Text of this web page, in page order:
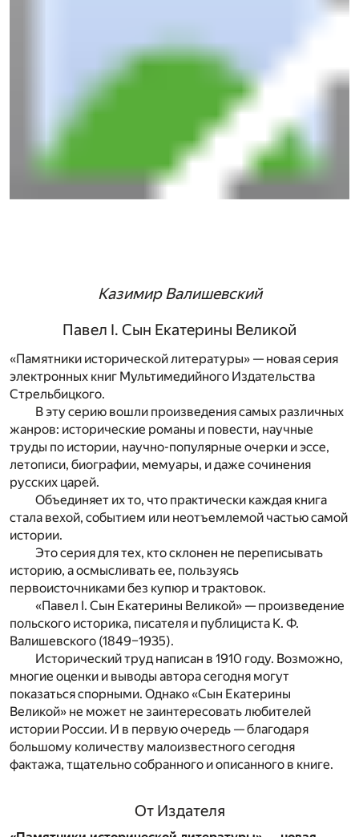
Казимир Валишевский
Павел I. Сын Екатерины Великой
«Памятники исторической литературы» — новая серия
электронных книг Мультимедийного Издательства
Стрельбицкого.
В эту серию вошли произведения самых различных
жанров: исторические романы и повести, научные
труды по истории, научно-популярные очерки и эссе,
летописи, биографии, мемуары, и даже сочинения
русских царей.
Объединяет их то, что практически каждая книга
стала вехой, событием или неотъемлемой частью самой
истории.
Это серия для тех, кто склонен не переписывать
историю, а осмысливать ее, пользуясь
первоисточниками без купюр и трактовок.
«Павел I. Сын Екатерины Великой» — произведение
польского историка, писателя и публициста К. Ф.
Валишевского (1849–1935).
Исторический труд написан в 1910 году. Возможно,
многие оценки и выводы автора сегодня могут
показаться спорными. Однако «Сын Екатерины
Великой» не может не заинтересовать любителей
истории России. И в первую очередь — благодаря
большому количеству малоизвестного сегодня
фактажа, тщательно собранного и описанного в книге.
От Издателя